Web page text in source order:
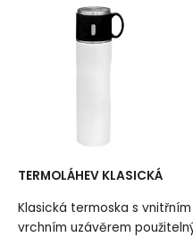
TERMOLÁHEV KLASICKÁ
Klasická termoska s
vrchním uzávěrem